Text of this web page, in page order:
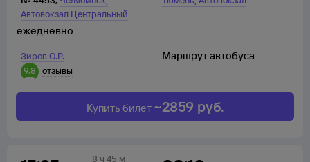
Автовокзал Центральный
Зиров О.Р.
9,8
отзывы
ежедневно
Маршрут автобуса
Купить билет ~2859 руб.
8 ч 45 м